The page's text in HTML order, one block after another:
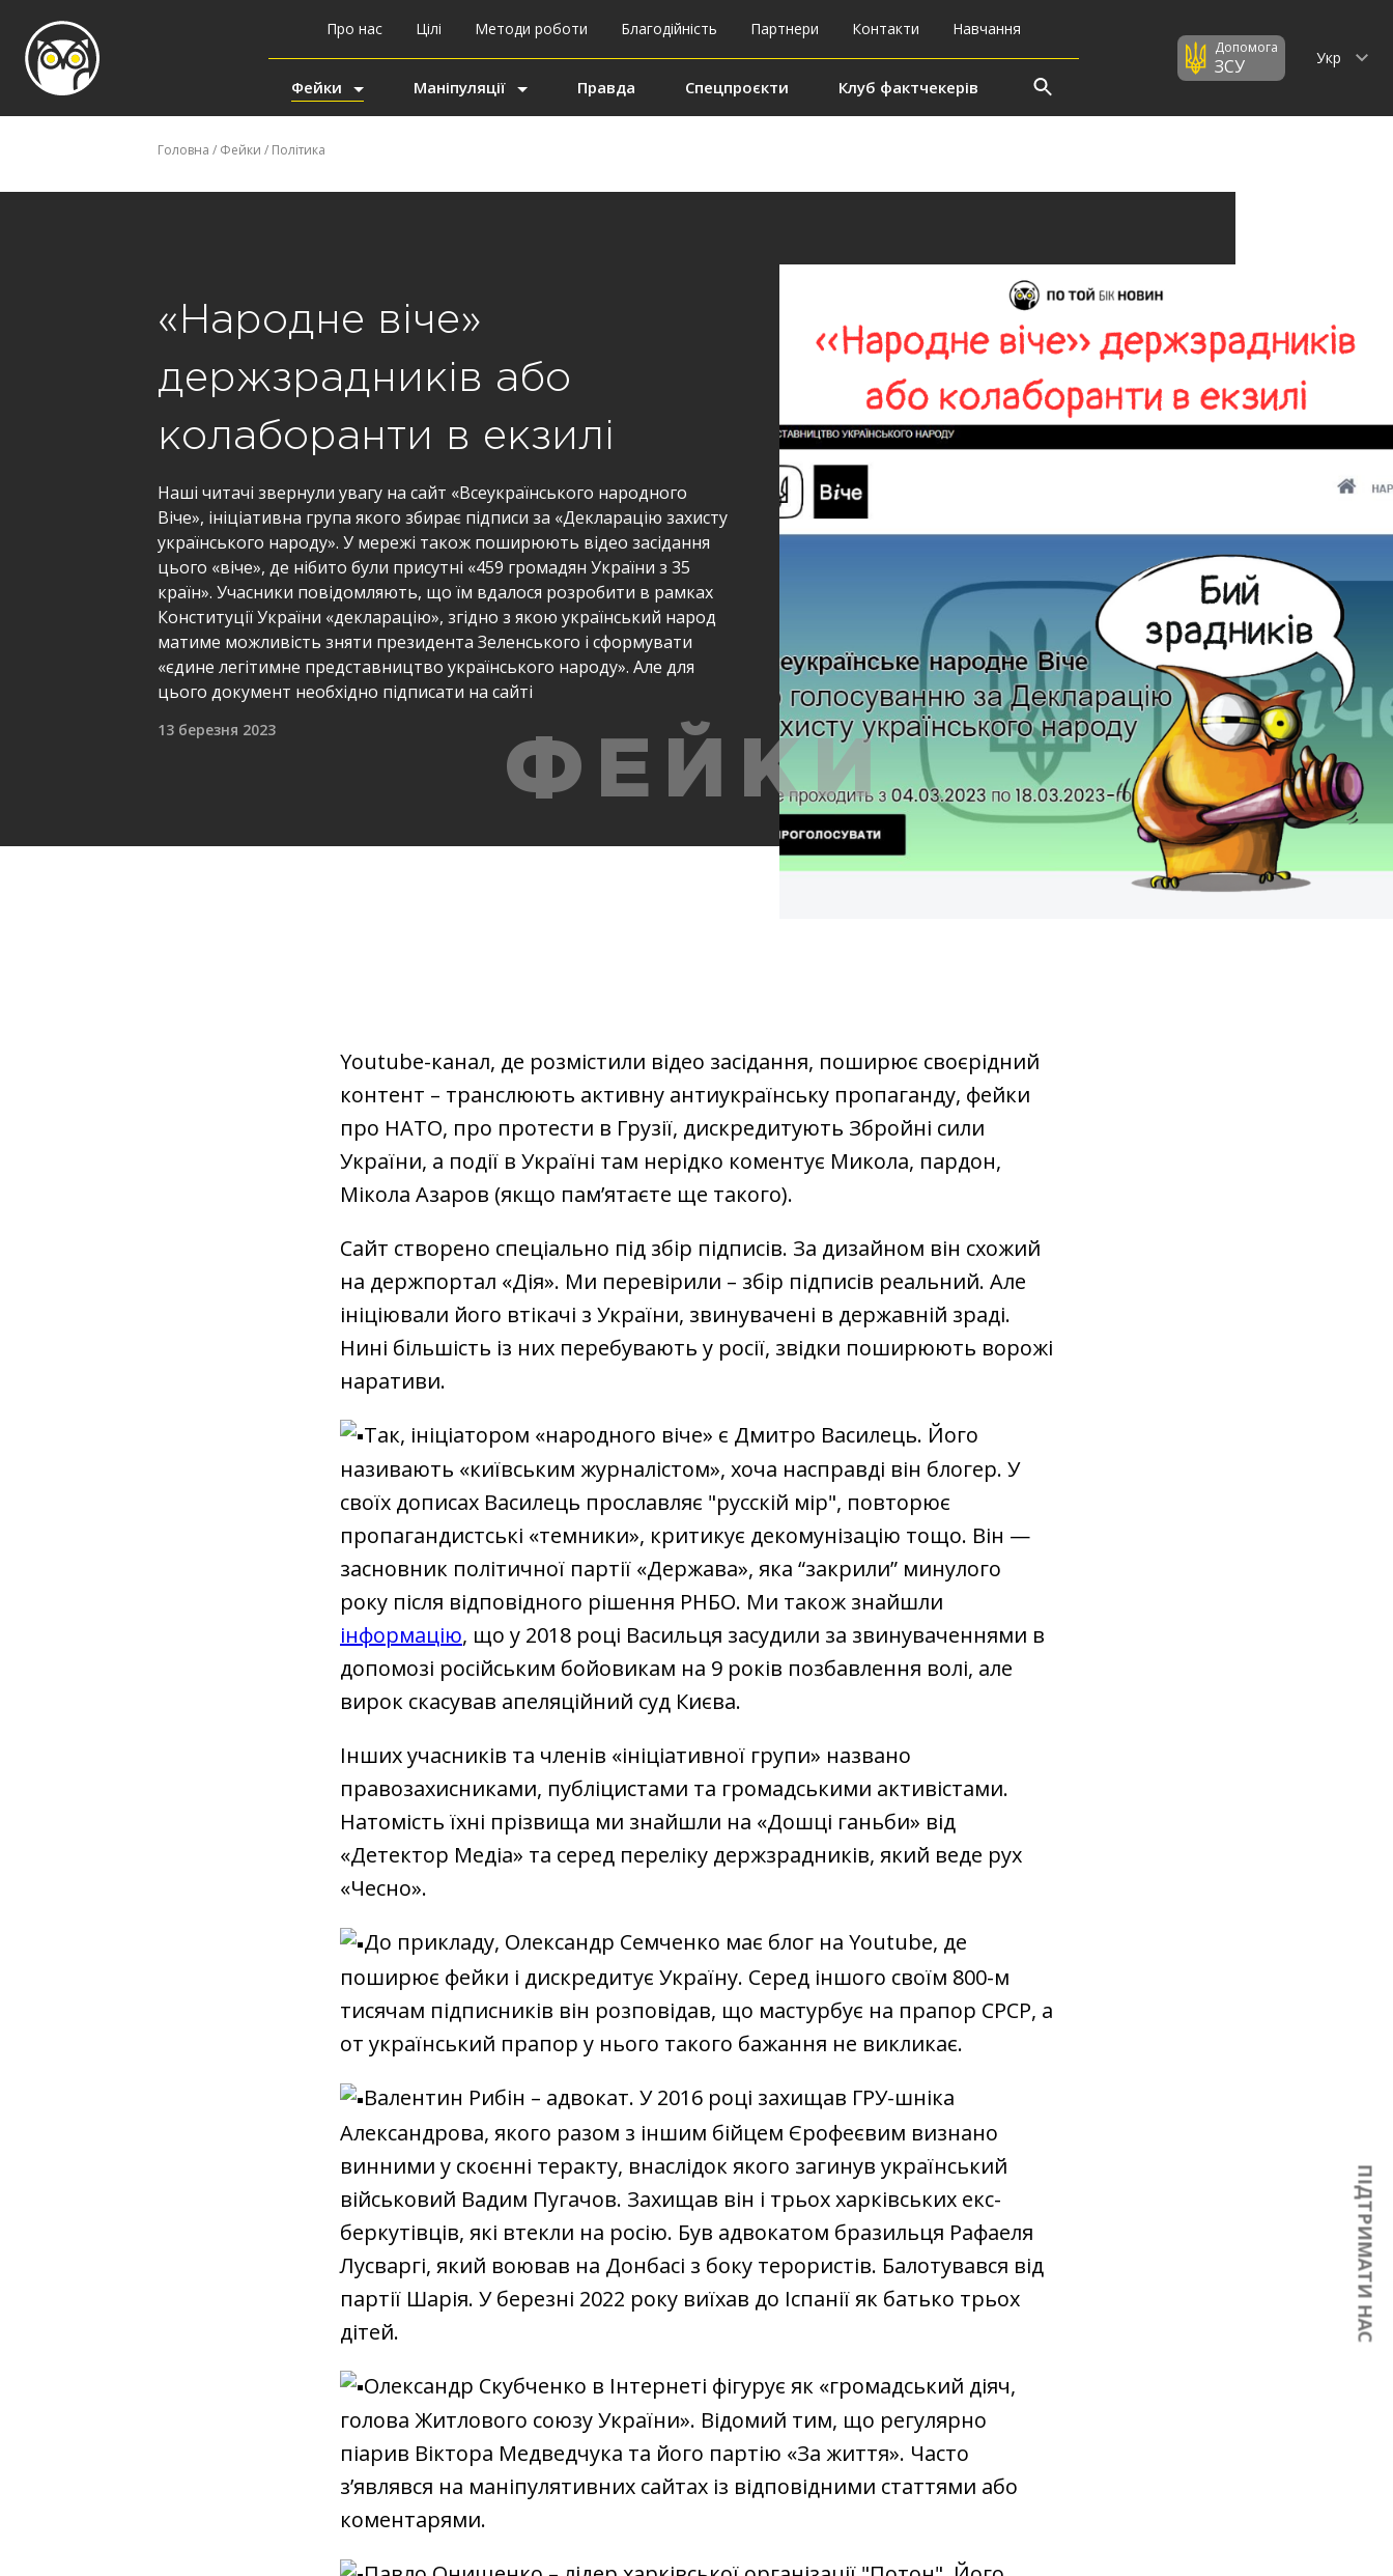
ПІДТРИМАТИ НАС
Про нас Цілі Методи роботи Благодійність Партнери Контакти Навчання
Фейки Маніпуляції Правда Спецпроєкти Клуб фактчекерів
Допомога
ЗСУ Укр
Головна / Фейки / Політика
«Народне віче»
держзрадників або
колаборанти в екзилі
Наші читачі звернули увагу на сайт «Всеукраїнського народного
Віче», ініціативна група якого збирає підписи за «Декларацію захисту
українського народу». У мережі також поширюють відео засідання
цього «віче», де нібито були присутні «459 громадян України з 35
країн». Учасники повідомляють, що їм вдалося розробити в рамках
Конституції України «декларацію», згідно з якою український народ
матиме можливість зняти президента Зеленського і сформувати
«єдине легітимне представництво українського народу». Але для
цього документ необхідно підписати на сайті
13 березня 2023
ФЕЙКИ
Youtube-канал, де розмістили відео засідання, поширює своєрідний
контент – транслюють активну антиукраїнську пропаганду, фейки
про НАТО, про протести в Грузії, дискредитують Збройні сили
України, а події в Україні там нерідко коментує Микола, пардон,
Мікола Азаров (якщо пам’ятаєте ще такого).
Сайт створено спеціально під збір підписів. За дизайном він схожий
на держпортал «Дія». Ми перевірили – збір підписів реальний. Але
ініціювали його втікачі з України, звинувачені в державній зраді.
Нині більшість із них перебувають у росії, звідки поширюють ворожі
наративи.
Так, ініціатором «народного віче» є Дмитро Василець. Його
називають «київським журналістом», хоча насправді він блогер. У
своїх дописах Василець прославляє "русскій мір", повторює
пропагандистські «темники», критикує декомунізацію тощо. Він —
засновник політичної партії «Держава», яка “закрили” минулого
року після відповідного рішення РНБО. Ми також знайшли
інформацію, що у 2018 році Васильця засудили за звинуваченнями в
допомозі російським бойовикам на 9 років позбавлення волі, але
вирок скасував апеляційний суд Києва.
Інших учасників та членів «ініціативної групи» названо
правозахисниками, публіцистами та громадськими активістами.
Натомість їхні прізвища ми знайшли на «Дошці ганьби» від
«Детектор Медіа» та серед переліку держзрадників, який веде рух
«Чесно».
До прикладу, Олександр Семченко має блог на Youtube, де
поширює фейки і дискредитує Україну. Серед іншого своїм 800-м
тисячам підписників він розповідав, що мастурбує на прапор СРСР, а
от український прапор у нього такого бажання не викликає.
Валентин Рибін – адвокат. У 2016 році захищав ГРУ-шніка
Александрова, якого разом з іншим бійцем Єрофеєвим визнано
винними у скоєнні теракту, внаслідок якого загинув український
військовий Вадим Пугачов. Захищав він і трьох харківських екс-
беркутівців, які втекли на росію. Був адвокатом бразильця Рафаеля
Лусваргі, який воював на Донбасі з боку терористів. Балотувався від
партії Шарія. У березні 2022 року виїхав до Іспанії як батько трьох
дітей.
Олександр Скубченко в Інтернеті фігурує як «громадський діяч,
голова Житлового союзу України». Відомий тим, що регулярно
піарив Віктора Медведчука та його партію «За життя». Часто
з’являвся на маніпулятивних сайтах із відповідними статтями або
коментарями.